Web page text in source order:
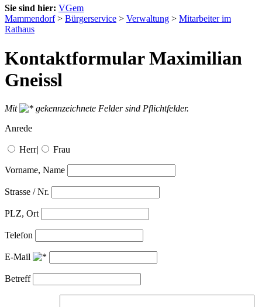
Sie sind hier: VGem
Mammendorf> Bürgerservice > Verwaltung > Mitarbeiter im
Rathaus
Kontaktformular Maximilian
Gneissl
Mit
gekennzeichnete Felder sind Pflichtfelder.
Anrede
Herr| Frau
Vorname, Name
Strasse / Nr.
PLZ, Ort
Telefon
E-Mail
Betreff